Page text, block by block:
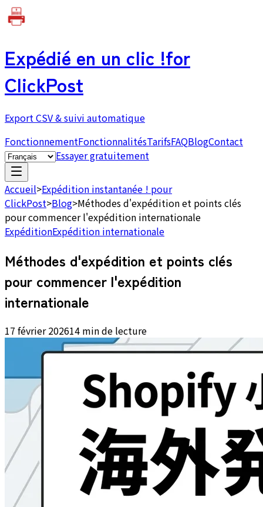
Expédié en un clic !for
ClickPost
Export CSV & suivi automatique
FonctionnementFonctionnalitésTarifsFAQBlogContact
Essayer gratuitement
Accueil>Expédition instantanée ! pour
ClickPost>Blog>Méthodes d'expédition et points clés
pour commencer l'expédition internationale
ExpéditionExpédition internationale
Méthodes d'expédition et points clés
pour commencer l'expédition
internationale
17 février 202614 min de lecture